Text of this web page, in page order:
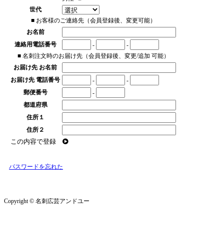
世代
■ お客様のご連絡先（会員登録後、変更可能）
お名前
連絡用電話番号
-
-
■ 名刺注文時のお届け先（会員登録後、変更/追加 可能）
お届け先 お名前
お届け先 電話番号
-
-
郵便番号
-
都道府県
住所１
住所２
この内容で登録
パスワードを忘れた
Copyright © 名刺広芸アンドユー